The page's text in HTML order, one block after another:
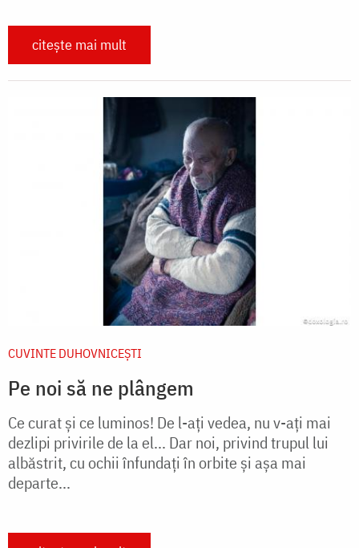
citește mai mult
CUVINTE DUHOVNICEȘTI
Pe noi să ne plângem
Ce curat şi ce luminos! De l-aţi ve­dea, nu v-aţi mai
dezlipi privirile de la el... Dar noi, privind trupul lui
albăstrit, cu ochii înfundaţi în orbite şi aşa mai
departe...